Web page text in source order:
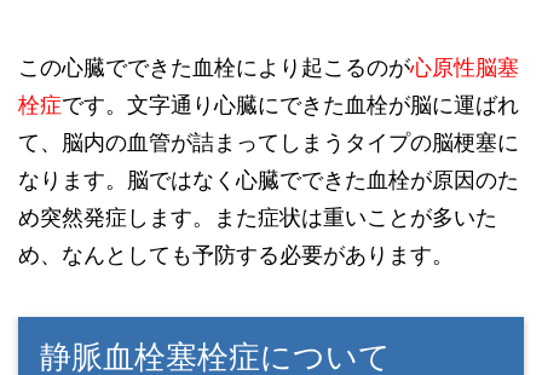
この心臓でできた血栓により起こるのが心原性脳塞
栓症です。文字通り心臓にできた血栓が脳に運ばれ
て、脳内の血管が詰まってしまうタイプの脳梗塞に
なります。脳ではなく心臓でできた血栓が原因のた
め突然発症します。また症状は重いことが多いた
め、なんとしても予防する必要があります。
静脈血栓塞栓症について